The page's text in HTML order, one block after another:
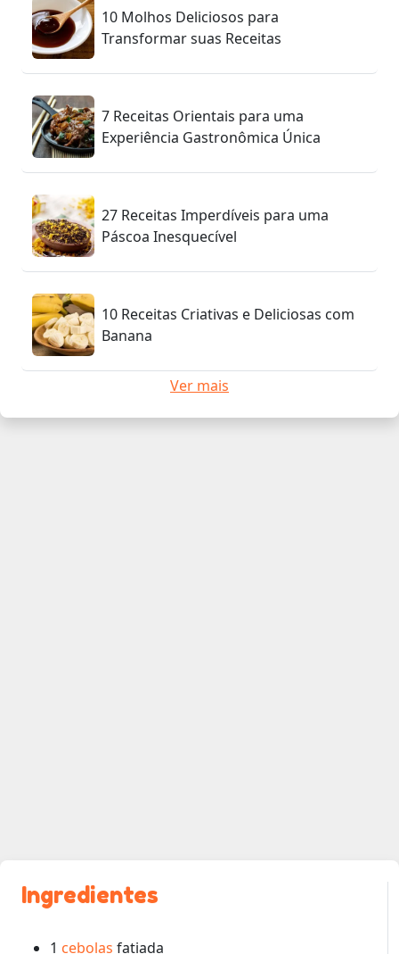
10 Molhos Deliciosos para
Transformar suas Receitas
7 Receitas Orientais para uma
Experiência Gastronômica Única
27 Receitas Imperdíveis para uma
Páscoa Inesquecível
10 Receitas Criativas e Deliciosas com
Banana
Ver mais
Ingredientes
1 cebolas fatiada